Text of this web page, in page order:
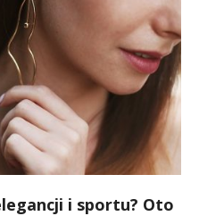
i sportu? Oto